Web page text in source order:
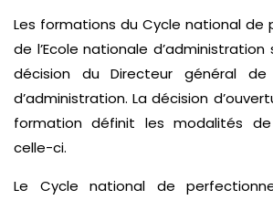
Les formations du Cycle national
de l’Ecole nationale
décision du Directeur général de
d’administration. La décision
formation définit les modalités
celle-ci.
Le Cycle national de